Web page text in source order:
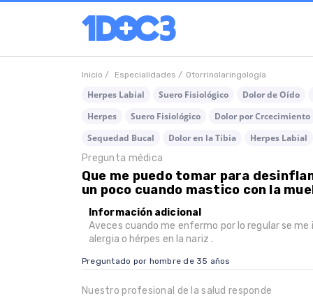
Inicio / Especialidades / Otorrinolaringología
Herpes Labial Suero Fisiológico Dolor de Oído
Herpes
Suero Fisiológico Dolor por Crcecimiento
Sequedad Bucal
Dolor en la Tibia Herpes Labial
Pregunta médica
Que me puedo tomar para
un poco cuando mastico con la
Información adicional
Aveces cuando me enfermo por lo regular se
alergia o hérpes en la nariz .
Preguntado por hombre de 35 años
Nuestro profesional de la salud responde